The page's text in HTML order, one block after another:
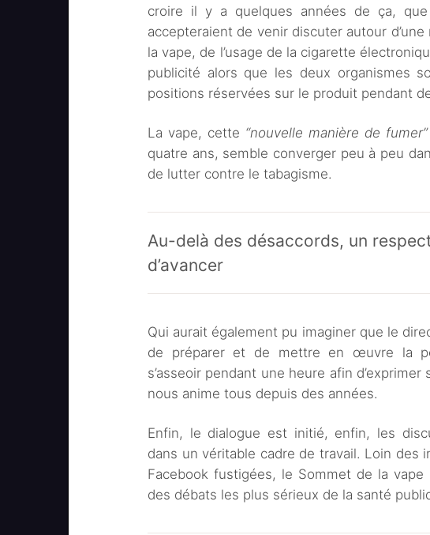
croire il y a quelques années de ça, que
accepteraient de venir discuter autour
la vape, de l’usage de la cigarette
publicité alors que les deux organismes
positions réservées sur le produit pendant
La vape, cette “nouvelle manière de fumer”
quatre ans, semble converger peu à peu
de lutter contre le tabagisme.
Au-delà des désaccords, un
d’avancer
Qui aurait également pu imaginer que le
de préparer et de mettre en œuvre la
s’asseoir pendant une heure afin
nous anime tous depuis des années.
Enfin, le dialogue est initié, enfin, les
dans un véritable cadre de travail. Loin des
Facebook fustigées, le Sommet de la vape
des débats les plus sérieux de la santé